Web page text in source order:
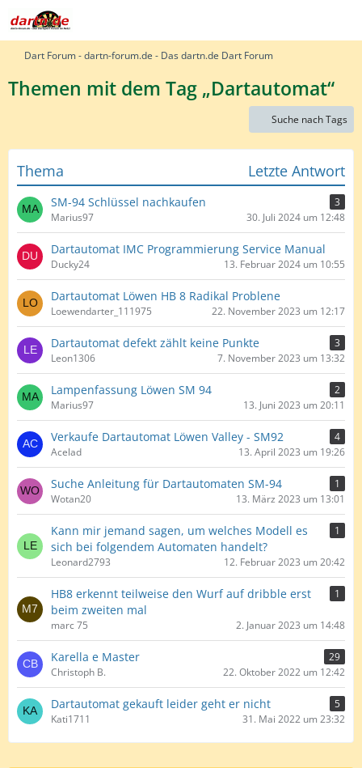
Dart Forum - dartn-forum.de - Das dartn.de Dart Forum
Themen mit dem Tag „Dartautomat“
Suche nach Tags
Thema Letzte Antwort
SM-94 Schlüssel nachkaufen
3
Marius97
30. Juli 2024 um 12:48
Dartautomat IMC Programmierung Service Manual
Ducky24 13. Februar 2024 um 10:55
Dartautomat Löwen HB 8 Radikal Problene
Loewendarter_111975 22. November 2023 um 12:17
Dartautomat defekt zählt keine Punkte
3
Leon1306
7. November 2023 um 13:32
Lampenfassung Löwen SM 94
2
Marius97
13. Juni 2023 um 20:11
Verkaufe Dartautomat Löwen Valley - SM92
4
Acelad
13. April 2023 um 19:26
Suche Anleitung für Dartautomaten SM-94
1
Wotan20
13. März 2023 um 13:01
Kann mir jemand sagen, um welches Modell es
sich bei folgendem Automaten handelt?
1
Leonard2793 12. Februar 2023 um 20:42
HB8 erkennt teilweise den Wurf auf dribble erst
beim zweiten mal
1
marc 75 2. Januar 2023 um 14:48
Karella e Master
29
Christoph B.
22. Oktober 2022 um 12:42
Dartautomat gekauft leider geht er nicht
5
Kati1711
31. Mai 2022 um 23:32